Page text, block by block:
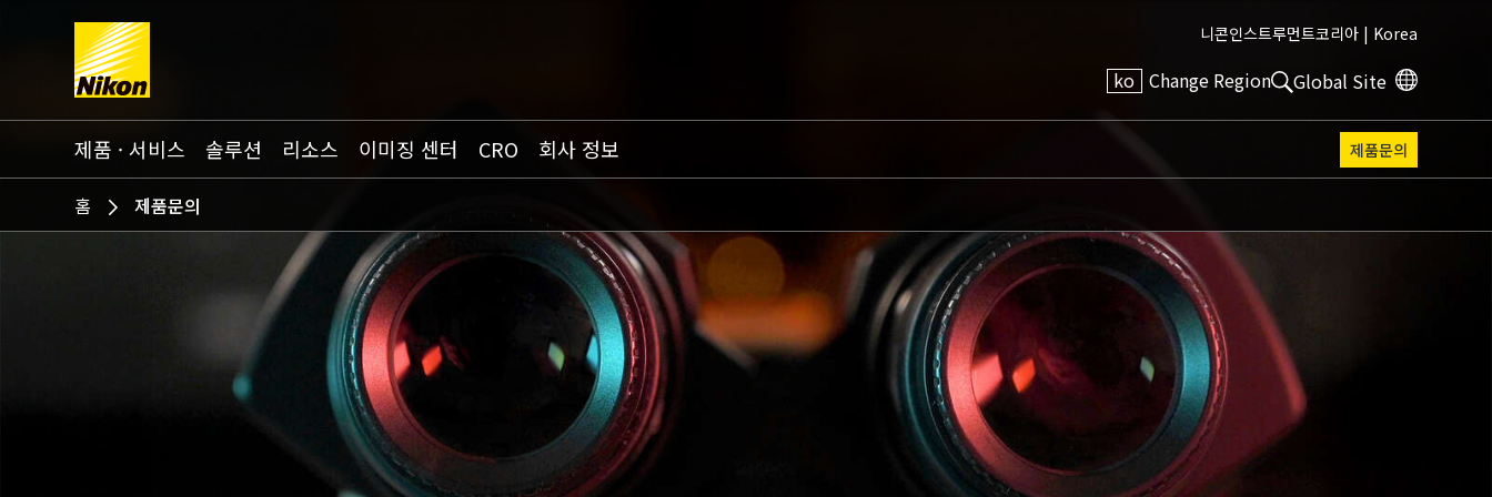
니콘인스트루먼트코리아 | Korea
ko Change Region Global Site
Search keyword(s)
제품 · 서비스 솔루션 리소스 이미징 센터 CRO 회사 정보 제품문의
홈 제품문의